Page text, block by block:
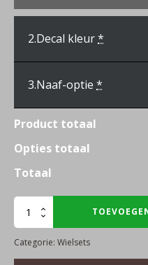
2.Decal kleur*
3.Naaf-optie *
Product totaal
Opties totaal
Totaal
FFWD
RAW55
aantal
Categorie: Wielsets